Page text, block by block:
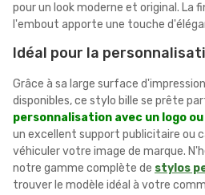
pour un look moderne et original. La
l'embout apporte une touche
Idéal pour la
Grâce à sa large surface
disponibles, ce stylo bille se prête
personnalisation avec un logo ou
un excellent support publicitaire ou
véhiculer votre image de marque.
notre gamme complète de stylos
trouver le modèle idéal à votre